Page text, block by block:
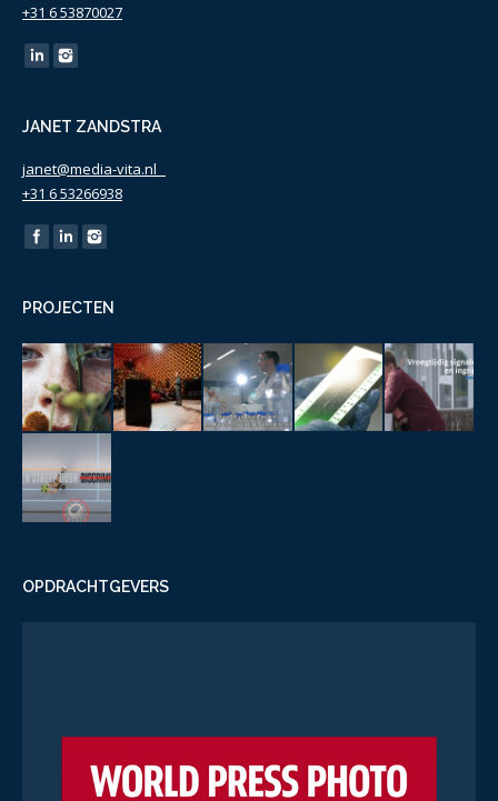
+31 6 53870027
Find us on:
JANET ZANDSTRA
janet@media-vita.nl
+31 6 53266938
Find us on:
PROJECTEN
OPDRACHTGEVERS